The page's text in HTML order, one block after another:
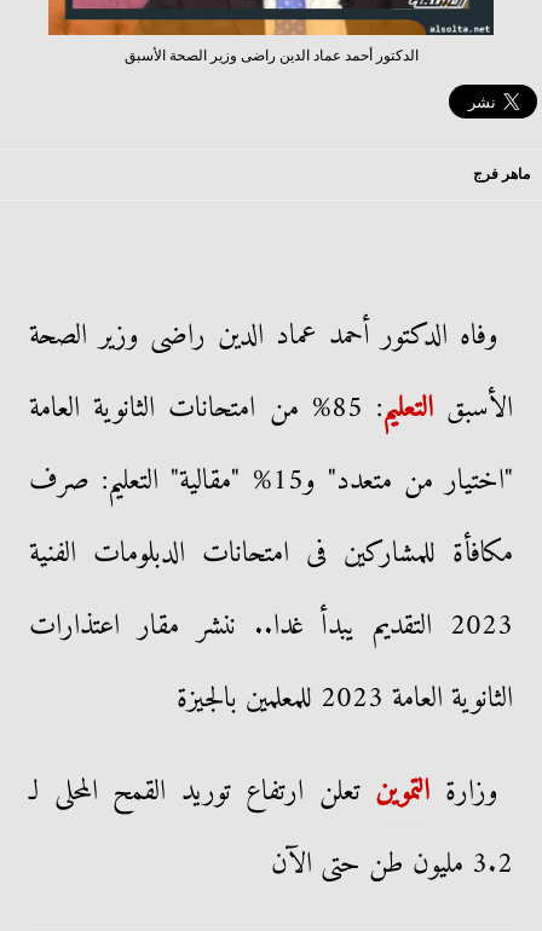
الدكتور أحمد عماد الدين راضى وزير الصحة الأسبق
ماهر فرج
وفاه الدكتور أحمد عماد الدين راضى وزير الصحة
الأسبقالتعليم
: 85% من امتحانات الثانوية العامة
"اختيار من متعدد" و15% "مقالية" التعليم: صرف
مكافأة للمشاركين فى امتحانات الدبلومات الفنية
2023 التقديم يبدأ غدا.. ننشر مقار اعتذارات
الثانوية العامة 2023 للمعلمين بالجيزة
وزارة التموين تعلن ارتفاع توريد القمح المحلى لـ
3.2 مليون طن حتى الآن